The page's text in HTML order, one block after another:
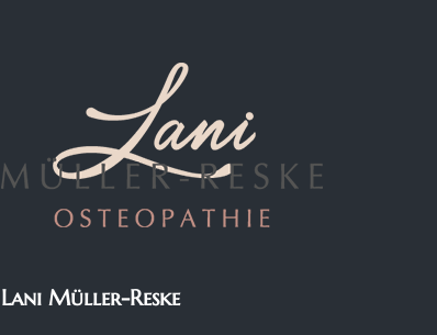
Lani Müller-Reske